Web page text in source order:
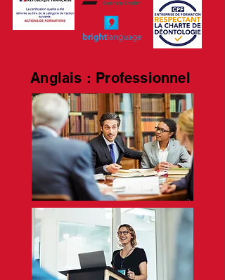
Anglais : Professionnel